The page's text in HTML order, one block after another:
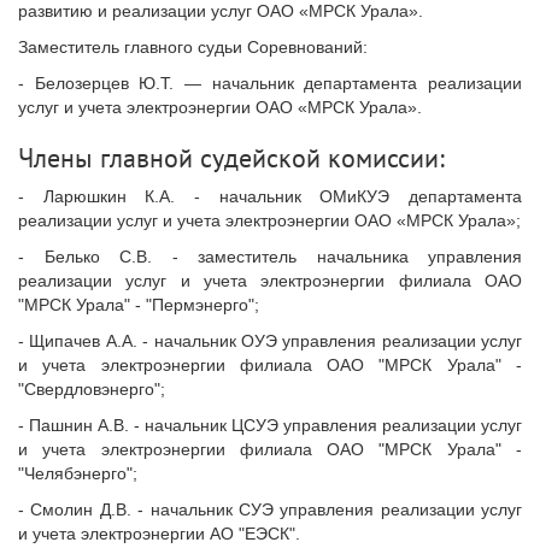
развитию и реализации услуг ОАО «МРСК Урала».
Заместитель главного судьи Соревнований:
- Белозерцев Ю.Т. — начальник департамента реализации
услуг и учета электроэнергии ОАО «МРСК Урала».
Члены главной судейской комиссии:
- Ларюшкин К.А. - начальник ОМиКУЭ департамента
реализации услуг и учета электроэнергии ОАО «МРСК Урала»;
- Белько С.В. - заместитель начальника управления
реализации услуг и учета электроэнергии филиала ОАО
"МРСК Урала" - "Пермэнерго";
- Щипачев А.А. - начальник ОУЭ управления реализации услуг
и учета электроэнергии филиала ОАО "МРСК Урала" -
"Свердловэнерго";
- Пашнин А.В. - начальник ЦСУЭ управления реализации услуг
и учета электроэнергии филиала ОАО "МРСК Урала" -
"Челябэнерго";
- Смолин Д.В. - начальник СУЭ управления реализации услуг
и учета электроэнергии АО "ЕЭСК".